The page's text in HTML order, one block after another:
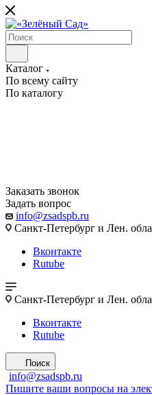
Каталог
По всему сайту
По каталогу
Заказать звонок
Задать вопрос
info@zsadspb.ru
Санкт-Петербург и Лен.
Вконтакте
Rutube
Санкт-Петербург и Лен.
Вконтакте
Rutube
Поиск
info@zsadspb.ru
Пишите ваши вопросы на